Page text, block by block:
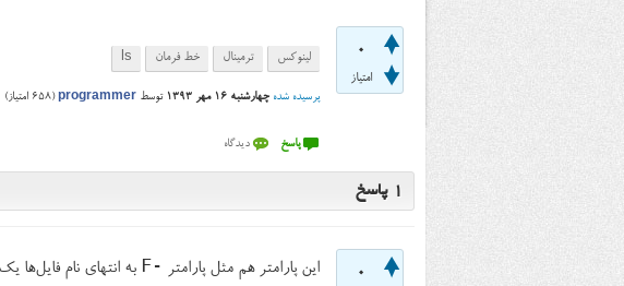
0
امتیاز
لینوکس ترمینال خط فرمان ls
پرسیده شده چهارشنبه ۱۶ مهر ۱۳۹۳ توسط programmer
(
658 امتیاز)
1 پاسخ
0 این پارامتر هم مثل پارامتر -F
به انتهای نام